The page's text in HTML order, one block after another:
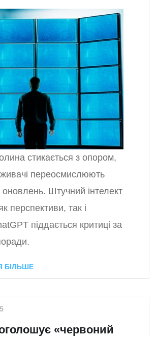
стикається з опором,
переосмислюють
оновлень. Штучний інтелект
перспективи, так і
піддається критиці за
БІЛЬШЕ
«червоний